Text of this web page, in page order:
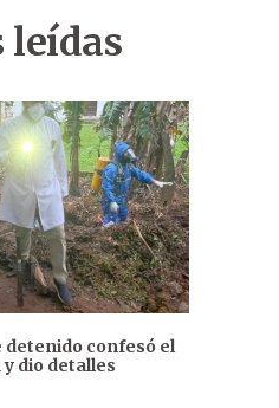
leídas
confesó el
dio detalles